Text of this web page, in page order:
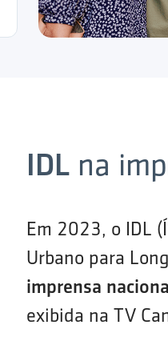
IDL na
Em 2023, o IDL
Urbano para
imprensa
exibida na TV